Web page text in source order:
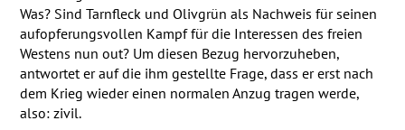
Was? Sind Tarnfleck und Olivgrün als Nachweis für seinen
aufopferungsvollen Kampf für die Interessen des freien
Westens nun out? Um diesen Bezug hervorzuheben,
antwortet er auf die ihm gestellte Frage, dass er erst nach
dem Krieg wieder einen normalen Anzug tragen werde,
also: zivil.